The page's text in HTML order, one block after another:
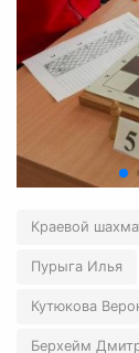
Краевой
Пурыга Илья
Кутюкова
Берхейм